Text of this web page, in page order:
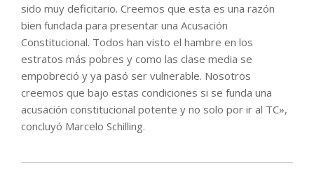
sido muy deficitario. Creemos que esta es una razón
bien fundada para presentar una Acusación
Constitucional. Todos han visto el hambre en los
estratos más pobres y como las clase media se
empobreció y ya pasó ser vulnerable. Nosotros
creemos que bajo estas condiciones si se funda una
acusación constitucional potente y no solo por ir al TC»,
concluyó Marcelo Schilling.